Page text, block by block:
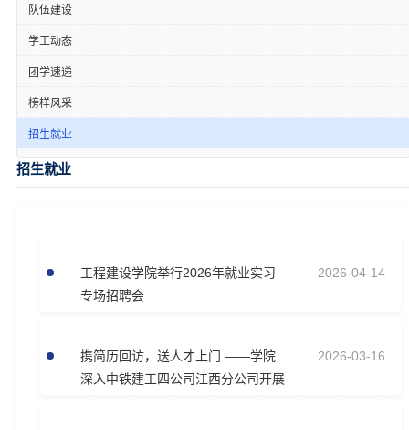
队伍建设
学工动态
团学速递
榜样风采
招生就业
招生就业
工程建设学院举行2026年就业实习
专场招聘会
2026-04-14
携简历回访，送人才上门 ——学院
深入中铁建工四公司江西分公司开展
2026-03-16